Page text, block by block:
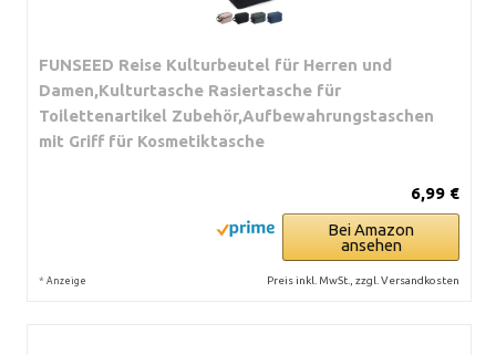
FUNSEED Reise Kulturbeutel für Herren und
Damen,Kulturtasche Rasiertasche für
Toilettenartikel Zubehör,Aufbewahrungstaschen
mit Griff für Kosmetiktasche
6,99 €
Bei Amazon
ansehen
* Anzeige Preis inkl. MwSt., zzgl. Versandkosten